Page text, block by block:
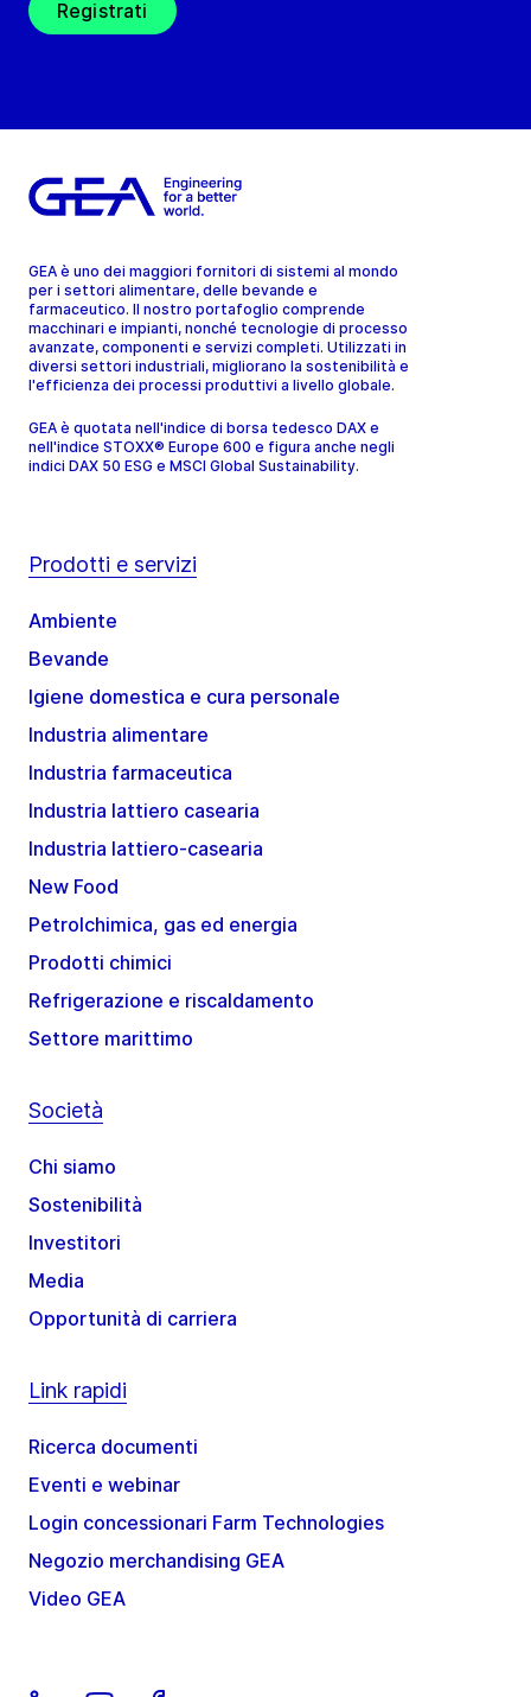
Registrati
GEA è uno dei maggiori fornitori di sistemi al mondo
per i settori alimentare, delle bevande e
farmaceutico. Il nostro portafoglio comprende
macchinari e impianti, nonché tecnologie di processo
avanzate, componenti e servizi completi. Utilizzati in
diversi settori industriali, migliorano la sostenibilità e
l'efficienza dei processi produttivi a livello globale.
GEA è quotata nell'indice di borsa tedesco DAX e
nell'indice STOXX® Europe 600 e figura anche negli
indici DAX 50 ESG e MSCI Global Sustainability.
Prodotti e servizi
Ambiente
Bevande
Igiene domestica e cura personale
Industria alimentare
Industria farmaceutica
Industria lattiero casearia
Industria lattiero-casearia
New Food
Petrolchimica, gas ed energia
Prodotti chimici
Refrigerazione e riscaldamento
Settore marittimo
Società
Chi siamo
Sostenibilità
Investitori
Media
Opportunità di carriera
Link rapidi
Ricerca documenti
Eventi e webinar
Login concessionari Farm Technologies
Negozio merchandising GEA
Video GEA